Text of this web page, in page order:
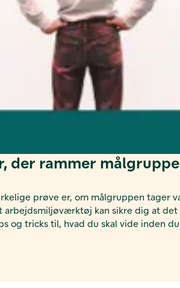
der rammer
prøve er, om målgruppen tager
kan sikre dig at
og tricks til, hvad du skal vide inden